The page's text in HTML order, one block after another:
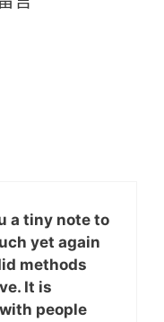
a tiny note to
yet again
methods
It is
people